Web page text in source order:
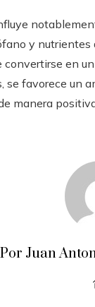
y nutrientes
en
se favorece un
manera
Por Juan